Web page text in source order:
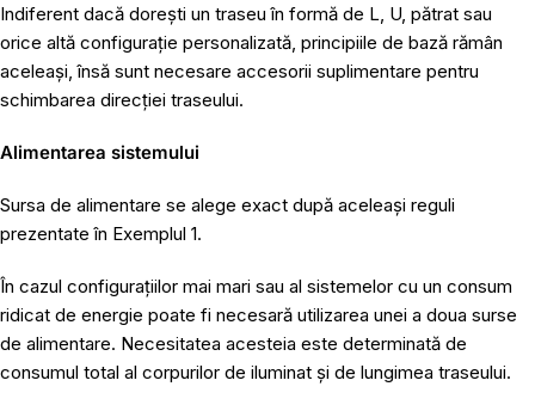
Indiferent dacă dorești un traseu în formă de L, U, pătrat sau
orice altă configurație personalizată, principiile de bază rămân
aceleași, însă sunt necesare accesorii suplimentare pentru
schimbarea direcției traseului.
Alimentarea sistemului
Sursa de alimentare se alege exact după aceleași reguli
prezentate în Exemplul 1.
În cazul configurațiilor mai mari sau al sistemelor cu un consum
ridicat de energie poate fi necesară utilizarea unei a doua surse
de alimentare. Necesitatea acesteia este determinată de
consumul total al corpurilor de iluminat și de lungimea traseului.